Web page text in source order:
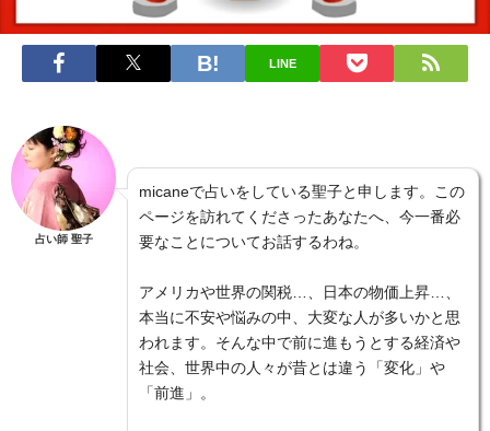
LINE
占い師 聖子
micaneで占いをしている聖子と申します。この
ページを訪れてくださったあなたへ、今一番必
要なことについてお話するわね。
アメリカや世界の関税…、日本の物価上昇…、
本当に不安や悩みの中、大変な人が多いかと思
われます。そんな中で前に進もうとする経済や
社会、世界中の人々が昔とは違う「変化」や
「前進」。